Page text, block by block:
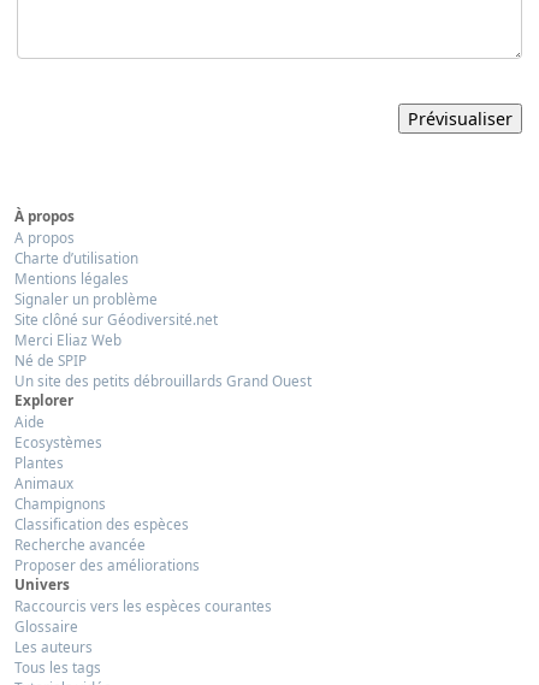
À propos
A propos
Charte d’utilisation
Mentions légales
Signaler un problème
Site clôné sur Géodiversité.net
Merci Eliaz Web
Né de SPIP
Un site des petits débrouillards Grand Ouest
Explorer
Aide
Ecosystèmes
Plantes
Animaux
Champignons
Classification des espèces
Recherche avancée
Proposer des améliorations
Univers
Raccourcis vers les espèces courantes
Glossaire
Les auteurs
Tous les tags